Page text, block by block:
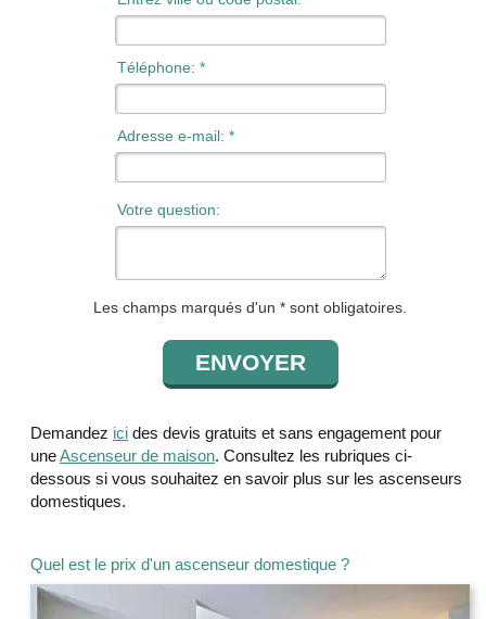
Téléphone: *
Adresse e-mail: *
Votre question:
Les champs marqués d'un * sont obligatoires.
Demandez ici des devis gratuits et sans engagement pour
uneAscenseur de maison. Consultez les rubriques ci-
dessous si vous souhaitez en savoir plus sur les ascenseurs
domestiques.
Quel est le prix d'un ascenseur domestique ?